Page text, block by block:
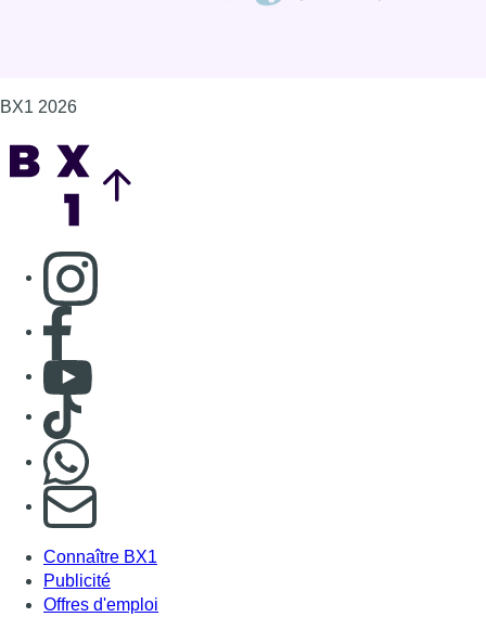
BX1 2026
Consulter page Instagram
Consulter page Facebook
Consulter Youtube
Consulter TikTok
S'abonner à notre newsletter
Connaître BX1
Publicité
Offres d'emploi